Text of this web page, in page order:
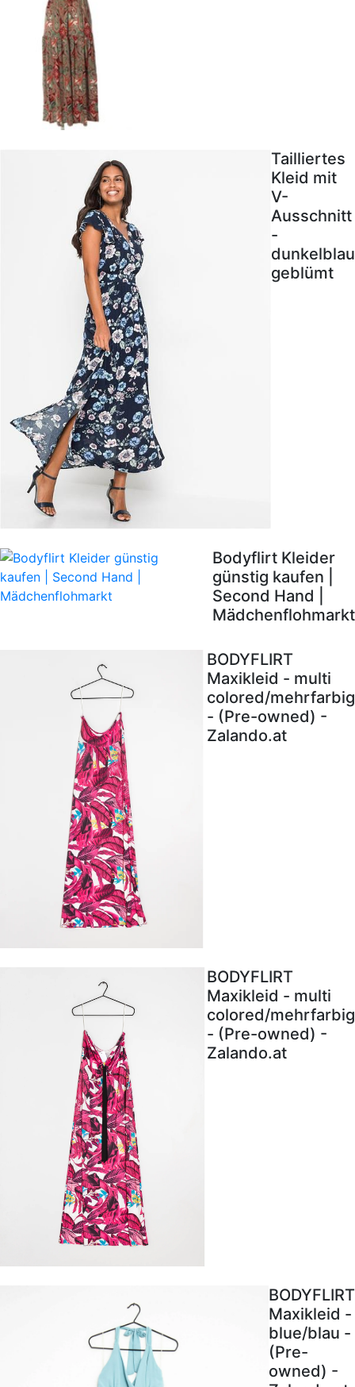
Tailliertes
Kleid mit
V-
Ausschnitt
-
dunkelblau
geblümt
Bodyflirt Kleider
günstig kaufen |
Second Hand |
Mädchenflohmarkt
BODYFLIRT
Maxikleid - multi
colored/mehrfarbig
- (Pre-owned) -
Zalando.at
BODYFLIRT
Maxikleid - multi
colored/mehrfarbig
- (Pre-owned) -
Zalando.at
BODYFLIRT
Maxikleid -
blue/blau -
(Pre-
owned) -